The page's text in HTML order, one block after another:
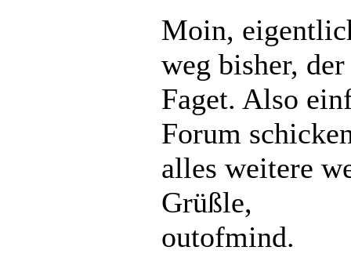
Moin,
weg bisher,
Faget. Also
Forum
alles weitere
Grüßle,
outofmind.